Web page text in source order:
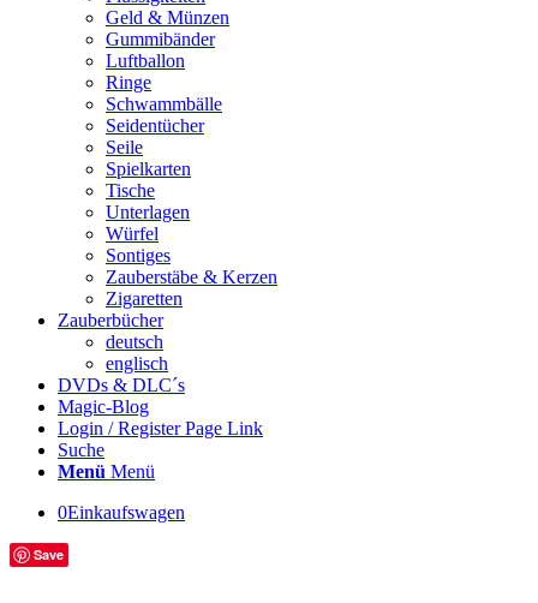
Geld & Münzen
Gummibänder
Luftballon
Ringe
Schwammbälle
Seidentücher
Seile
Spielkarten
Tische
Unterlagen
Würfel
Sontiges
Zauberstäbe & Kerzen
Zigaretten
Zauberbücher
deutsch
englisch
DVDs & DLC´s
Magic-Blog
Login / Register Page Link
Suche
Menü Menü
0Einkaufswagen
Save